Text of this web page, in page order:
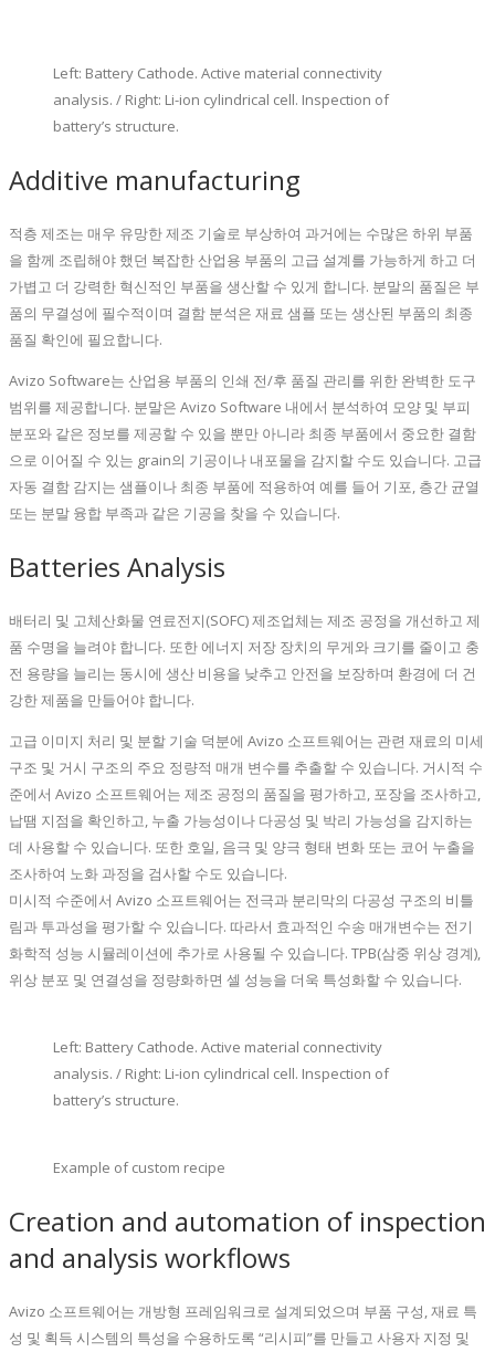
Left: Battery Cathode. Active material connectivity
analysis. / Right: Li-ion cylindrical cell. Inspection of
battery’s structure.
Additive manufacturing
적층 제조는 매우 유망한 제조 기술로 부상하여 과거에는 수많은 하위 부품
을 함께 조립해야 했던 복잡한 산업용 부품의 고급 설계를 가능하게 하고 더
가볍고 더 강력한 혁신적인 부품을 생산할 수 있게 합니다. 분말의 품질은 부
품의 무결성에 필수적이며 결함 분석은 재료 샘플 또는 생산된 부품의 최종
품질 확인에 필요합니다.
Avizo Software는 산업용 부품의 인쇄 전/후 품질 관리를 위한 완벽한 도구
범위를 제공합니다. 분말은 Avizo Software 내에서 분석하여 모양 및 부피
분포와 같은 정보를 제공할 수 있을 뿐만 아니라 최종 부품에서 중요한 결함
으로 이어질 수 있는 grain의 기공이나 내포물을 감지할 수도 있습니다. 고급
자동 결함 감지는 샘플이나 최종 부품에 적용하여 예를 들어 기포, 층간 균열
또는 분말 융합 부족과 같은 기공을 찾을 수 있습니다.
Batteries Analysis
배터리 및 고체산화물 연료전지(SOFC) 제조업체는 제조 공정을 개선하고 제
품 수명을 늘려야 합니다. 또한 에너지 저장 장치의 무게와 크기를 줄이고 충
전 용량을 늘리는 동시에 생산 비용을 낮추고 안전을 보장하며 환경에 더 건
강한 제품을 만들어야 합니다.
고급 이미지 처리 및 분할 기술 덕분에 Avizo 소프트웨어는 관련 재료의 미세
구조 및 거시 구조의 주요 정량적 매개 변수를 추출할 수 있습니다. 거시적 수
준에서 Avizo 소프트웨어는 제조 공정의 품질을 평가하고, 포장을 조사하고,
납땜 지점을 확인하고, 누출 가능성이나 다공성 및 박리 가능성을 감지하는
데 사용할 수 있습니다. 또한 호일, 음극 및 양극 형태 변화 또는 코어 누출을
조사하여 노화 과정을 검사할 수도 있습니다.
미시적 수준에서 Avizo 소프트웨어는 전극과 분리막의 다공성 구조의 비틀
림과 투과성을 평가할 수 있습니다. 따라서 효과적인 수송 매개변수는 전기
화학적 성능 시뮬레이션에 추가로 사용될 수 있습니다. TPB(삼중 위상 경계),
위상 분포 및 연결성을 정량화하면 셀 성능을 더욱 특성화할 수 있습니다.
Left: Battery Cathode. Active material connectivity
analysis. / Right: Li-ion cylindrical cell. Inspection of
battery’s structure.
Example of custom recipe
Creation and automation of inspection
and analysis workflows
Avizo 소프트웨어는 개방형 프레임워크로 설계되었으며 부품 구성, 재료 특
성 및 획득 시스템의 특성을 수용하도록 “리시피”를 만들고 사용자 지정 및